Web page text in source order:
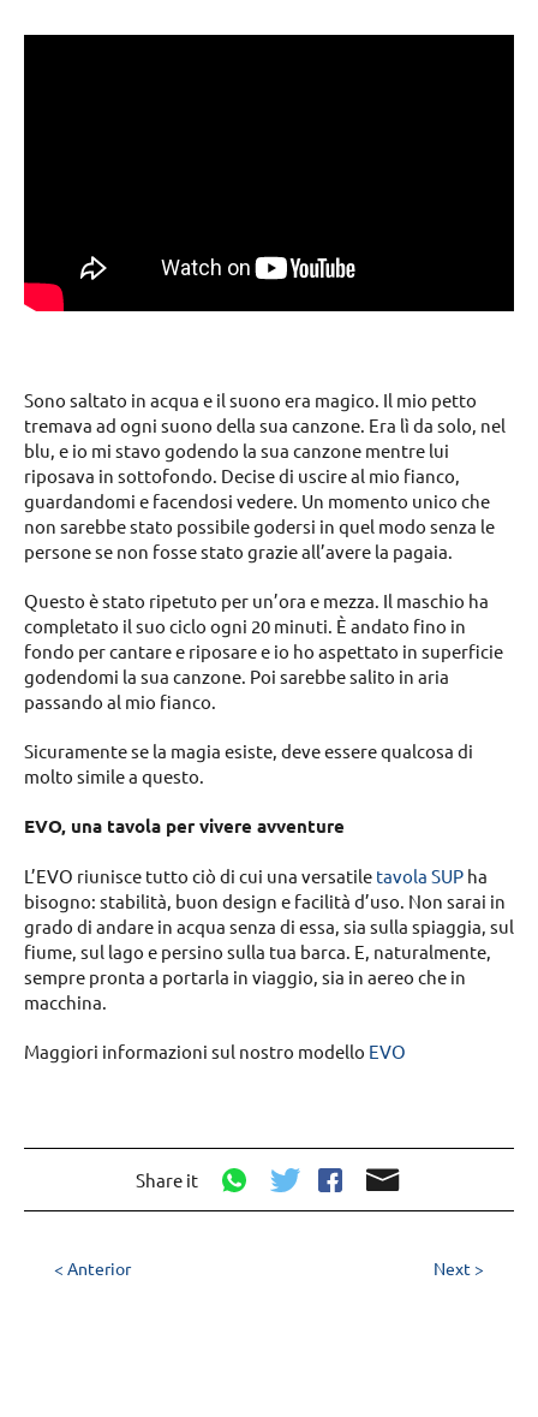
Sono saltato in acqua e il suono era magico. Il mio petto
tremava ad ogni suono della sua canzone. Era lì da solo, nel
blu, e io mi stavo godendo la sua canzone mentre lui
riposava in sottofondo. Decise di uscire al mio fianco,
guardandomi e facendosi vedere. Un momento unico che
non sarebbe stato possibile godersi in quel modo senza le
persone se non fosse stato grazie all’avere la pagaia.
Questo è stato ripetuto per un’ora e mezza. Il maschio ha
completato il suo ciclo ogni 20 minuti. È andato fino in
fondo per cantare e riposare e io ho aspettato in superficie
godendomi la sua canzone. Poi sarebbe salito in aria
passando al mio fianco.
Sicuramente se la magia esiste, deve essere qualcosa di
molto simile a questo.
EVO, una tavola per vivere avventure
L’EVO riunisce tutto ciò di cui una versatile tavola SUP ha
bisogno: stabilità, buon design e facilità d’uso. Non sarai in
grado di andare in acqua senza di essa, sia sulla spiaggia, sul
fiume, sul lago e persino sulla tua barca. E, naturalmente,
sempre pronta a portarla in viaggio, sia in aereo che in
macchina.
Maggiori informazioni sul nostro modello EVO
Share it
< Anterior Next >